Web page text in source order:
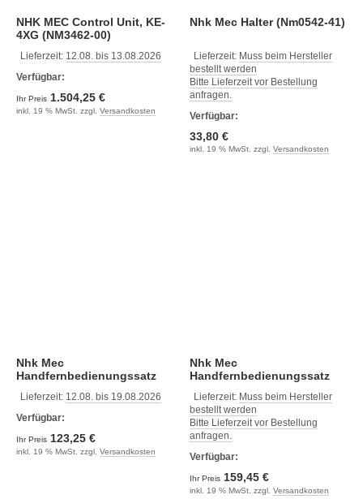
NHK MEC Control Unit, KE-
4XG (NM3462-00)
Lieferzeit: 12.08. bis 13.08.2026
Verfügbar:
Ihr Preis 1.504,25 €
inkl. 19 % MwSt. zzgl. Versandkosten
Nhk Mec Halter (Nm0542-41)
Lieferzeit: Muss beim Hersteller
bestellt werden
Bitte Lieferzeit vor Bestellung
anfragen.
Verfügbar:
33,80 €
inkl. 19 % MwSt. zzgl. Versandkosten
Nhk Mec
Handfernbedienungssatz
Lieferzeit: 12.08. bis 19.08.2026
Verfügbar:
Ihr Preis 123,25 €
inkl. 19 % MwSt. zzgl. Versandkosten
Nhk Mec
Handfernbedienungssatz
Lieferzeit: Muss beim Hersteller
bestellt werden
Bitte Lieferzeit vor Bestellung
anfragen.
Verfügbar:
Ihr Preis 159,45 €
inkl. 19 % MwSt. zzgl. Versandkosten